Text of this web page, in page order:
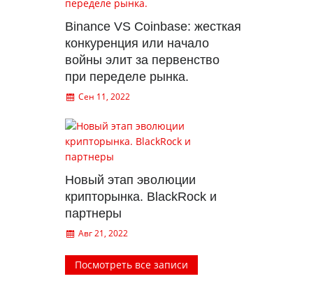
Binance VS Coinbase: жесткая
конкуренция или начало
войны элит за первенство
при переделе рынка.
Сен 11, 2022
Новый этап эволюции
крипторынка. BlackRock и
партнеры
Авг 21, 2022
Посмотреть все записи